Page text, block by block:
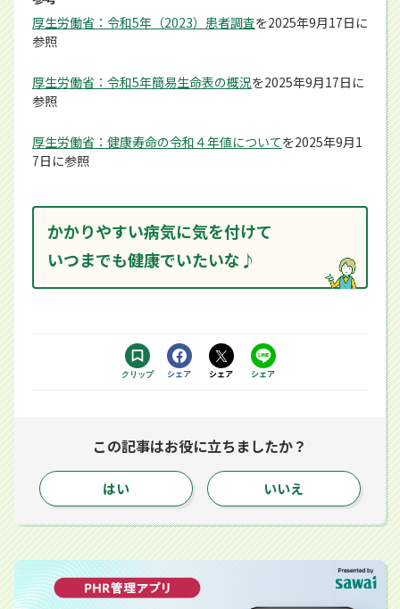
厚生労働省：令和5年（2023）患者調査別ウィンドウで開きます
を2025年9月17日に
参照
厚生労働省：令和5年簡易生命表の概況別ウィンドウで開きます
を2025年9月17日に
参照
厚生労働省：健康寿命の令和４年値についてPDFで開きます
を2025年9月1
7日に参照
かかりやすい病気に気を付けて
いつまでも健康でいたいな♪
クリップ Facebookで
シェア
Xで
シェア
LINEで
シェア
この記事はお役に立ちましたか？
はい いいえ